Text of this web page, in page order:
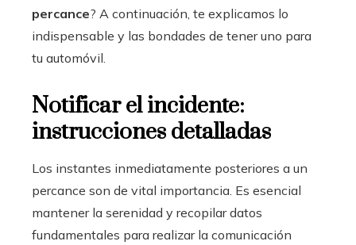
percance? A continuación, te explicamos lo
indispensable y las bondades de tener uno para
tu automóvil.
Notificar el incidente:
instrucciones detalladas
Los instantes inmediatamente posteriores a un
percance son de vital importancia. Es esencial
mantener la serenidad y recopilar datos
fundamentales para realizar la comunicación